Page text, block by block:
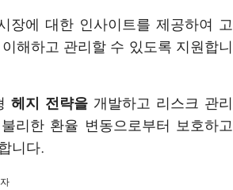
장에 대한 인사이트를 제공하여 고
해하고 관리할 수 있도록 지원합니
헤지 전략을 개발하고 리스크 관리
리한 환율 변동으로부터 보호하고
니다.